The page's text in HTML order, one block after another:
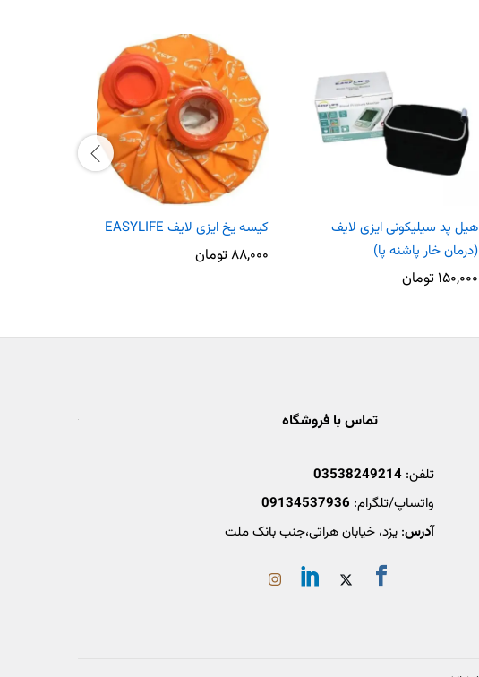
هیل پد سیلیکونی ایزی لایف
(درمان خار پاشنه پا)
۱۵۰,۰۰۰ تومان
کیسه یخ ایزی لایف EASYLIFE
۸۸,۰۰۰تومان
تماس با فروشگاه
تلفن: 03538249214
واتساپ/تلگرام: 09134537936
آدرس: یزد، خیابان هراتی،جنب بانک ملت